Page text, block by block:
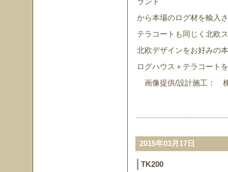
から本場のログ材を輸入
テラコートも同じく北欧
北欧デザインをお好みの
ログハウス＋テラコート
画像提供/設計施工：
2015年03月17日
TK200